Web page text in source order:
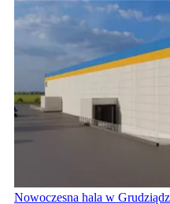
Nowoczesna hala w